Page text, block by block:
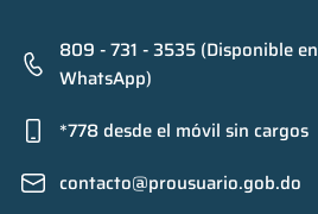
809 - 731 - 3535 (Disponible en
WhatsApp)
*778 desde el móvil sin cargos
contacto@prousuario.gob.do